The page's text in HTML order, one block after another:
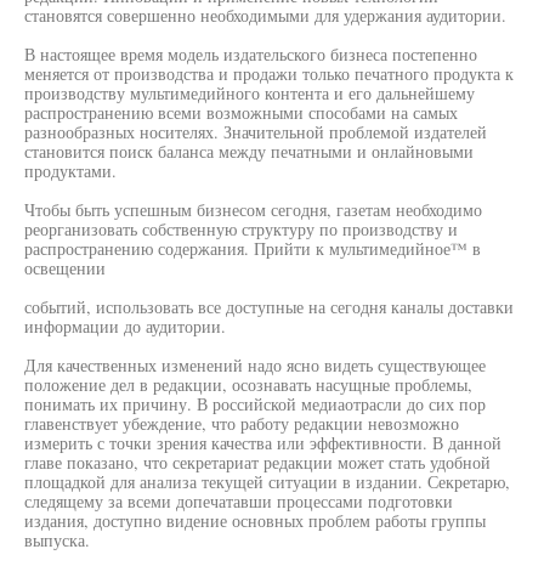
становятся совершенно необходимыми для удержания аудитории.
В настоящее время модель издательского бизнеса постепенно
меняется от производства и продажи только печатного продукта к
производству мультимедийного контента и его дальнейшему
распространению всеми возможными способами на самых
разнообразных носителях. Значительной проблемой издателей
становится поиск баланса между печатными и онлайновыми
продуктами.
Чтобы быть успешным бизнесом сегодня, газетам необходимо
реорганизовать собственную структуру по производству и
распространению содержания. Прийти к мультимедийное™ в
освещении
событий, использовать все доступные на сегодня каналы доставки
информации до аудитории.
Для качественных изменений надо ясно видеть существующее
положение дел в редакции, осознавать насущные проблемы,
понимать их причину. В российской медиаотрасли до сих пор
главенствует убеждение, что работу редакции невозможно
измерить с точки зрения качества или эффективности. В данной
главе показано, что секретариат редакции может стать удобной
площадкой для анализа текущей ситуации в издании. Секретарю,
следящему за всеми допечатавши процессами подготовки
издания, доступно видение основных проблем работы группы
выпуска.